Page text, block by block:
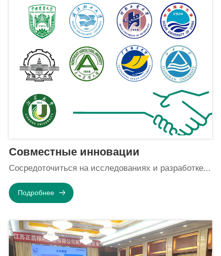
Совместные инновации
Сосредоточиться на исследованиях и разработке...
Подробнее